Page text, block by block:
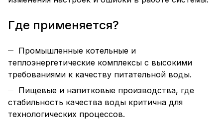
Где применяется?
Промышленные котельные и
теплоэнергетические комплексы с высокими
требованиями к качеству питательной воды.
Пищевые и напитковые производства, где
стабильность качества воды критична для
технологических процессов.